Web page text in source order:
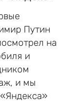
Путин
на
и
и мы